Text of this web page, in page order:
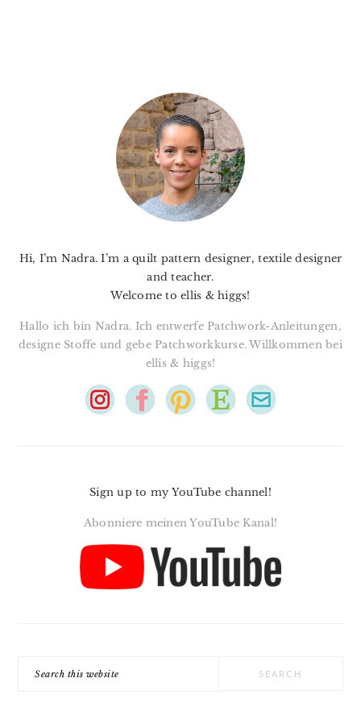
Hi, I’m Nadra. I’m a quilt pattern designer, textile designer
and teacher.
Welcome to ellis & higgs!
Hallo ich bin Nadra. Ich entwerfe Patchwork-Anleitungen,
designe Stoffe und gebe Patchworkkurse. Willkommen bei
ellis & higgs!
Sign up to my YouTube channel!
Abonniere meinen YouTube Kanal!